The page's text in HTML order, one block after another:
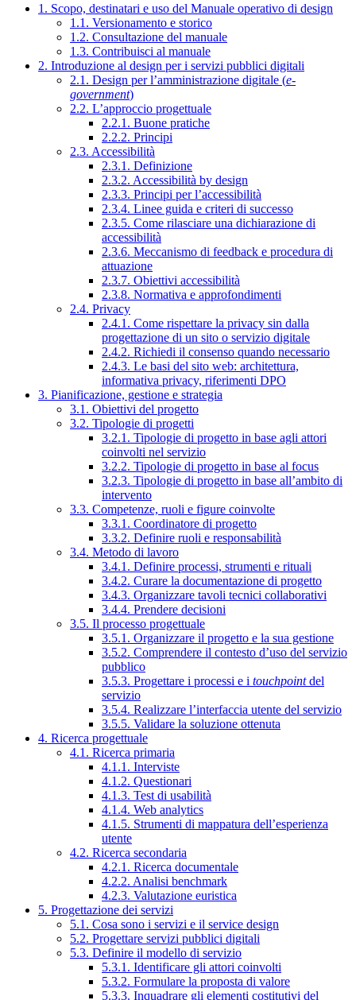
1. Scopo, destinatari e uso del Manuale operativo di design
1.1. Versionamento e storico
1.2. Consultazione del manuale
1.3. Contribuisci al manuale
2. Introduzione al design per i servizi pubblici digitali
2.1. Design per l’amministrazione digitale (e-
government)
2.2. L’approccio progettuale
2.2.1. Buone pratiche
2.2.2. Principi
2.3. Accessibilità
2.3.1. Definizione
2.3.2. Accessibilità by design
2.3.3. Principi per l’accessibilità
2.3.4. Linee guida e criteri di successo
2.3.5. Come rilasciare una dichiarazione di
accessibilità
2.3.6. Meccanismo di feedback e procedura di
attuazione
2.3.7. Obiettivi accessibilità
2.3.8. Normativa e approfondimenti
2.4. Privacy
2.4.1. Come rispettare la privacy sin dalla
progettazione di un sito o servizio digitale
2.4.2. Richiedi il consenso quando necessario
2.4.3. Le basi del sito web: architettura,
informativa privacy, riferimenti DPO
3. Pianificazione, gestione e strategia
3.1. Obiettivi del progetto
3.2. Tipologie di progetti
3.2.1. Tipologie di progetto in base agli attori
coinvolti nel servizio
3.2.2. Tipologie di progetto in base al focus
3.2.3. Tipologie di progetto in base all’ambito di
intervento
3.3. Competenze, ruoli e figure coinvolte
3.3.1. Coordinatore di progetto
3.3.2. Definire ruoli e responsabilità
3.4. Metodo di lavoro
3.4.1. Definire processi, strumenti e rituali
3.4.2. Curare la documentazione di progetto
3.4.3. Organizzare tavoli tecnici collaborativi
3.4.4. Prendere decisioni
3.5. Il processo progettuale
3.5.1. Organizzare il progetto e la sua gestione
3.5.2. Comprendere il contesto d’uso del servizio
pubblico
3.5.3. Progettare i processi e i touchpointdel
servizio
3.5.4. Realizzare l’interfaccia utente del servizio
3.5.5. Validare la soluzione ottenuta
4. Ricerca progettuale
4.1. Ricerca primaria
4.1.1. Interviste
4.1.2. Questionari
4.1.3. Test di usabilità
4.1.4. Web analytics
4.1.5. Strumenti di mappatura dell’esperienza
utente
4.2. Ricerca secondaria
4.2.1. Ricerca documentale
4.2.2. Analisi benchmark
4.2.3. Valutazione euristica
5. Progettazione dei servizi
5.1. Cosa sono i servizi e il service design
5.2. Progettare servizi pubblici digitali
5.3. Definire il modello di servizio
5.3.1. Identificare gli attori coinvolti
5.3.2. Formulare la proposta di valore
5.3.3. Inquadrare gli elementi costitutivi del